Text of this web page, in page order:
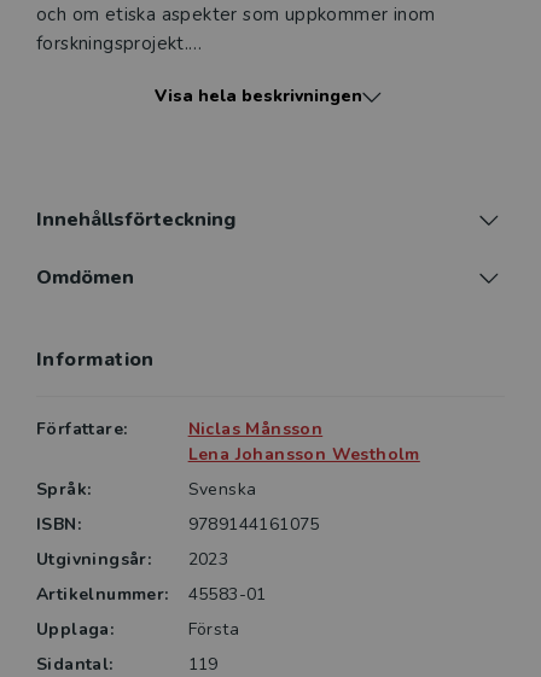
och om etiska aspekter som uppkommer inom
forskningsprojekt.
Författarna presenterar många exempel som ger ett
hantverket erbjuder kunskap och förståelse för
frågeställningar oavsett forskningsfält.
Visa hela beskrivningen
Innehållsförteckning
Omdömen
Information
Författare:
Niclas Månsson
Lena Johansson Westholm
Språk:
Svenska
ISBN:
9789144161075
Utgivningsår:
2023
Artikelnummer:
45583-01
Upplaga:
Första
Sidantal:
119